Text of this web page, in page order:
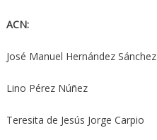
ACN:
José Manuel Hernández Sánchez
Lino Pérez Núñez
Teresita de Jesús Jorge Carpio